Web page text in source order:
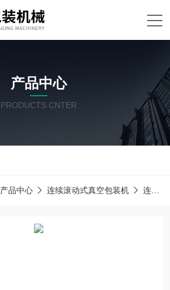
产品中心
PRODUCTS CNTER
产品中心 连续滚动式真空包装机 连续滚动式真空包装机